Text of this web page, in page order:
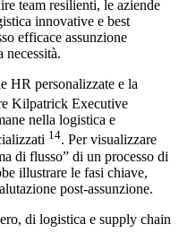
team resilienti, le aziende
innovative e best
efficace assunzione
necessità.
HR personalizzate e la
Kilpatrick Executive
nella logistica e
14. Per visualizzare
di flusso” di un processo di
illustrare le fasi chiave,
post-assunzione.
di logistica e supply chain